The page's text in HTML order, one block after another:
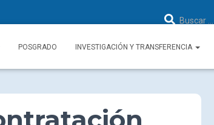
Buscar …
POSGRADO INVESTIGACIÓN Y TRANSFERENCIA